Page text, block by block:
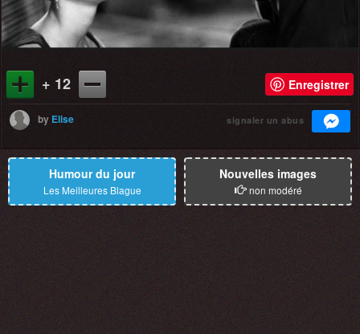
+ 12 Enregistrer
byElise signaler un abus
Humour du jour
Les Meilleures Blague
Nouvelles images
non modéré